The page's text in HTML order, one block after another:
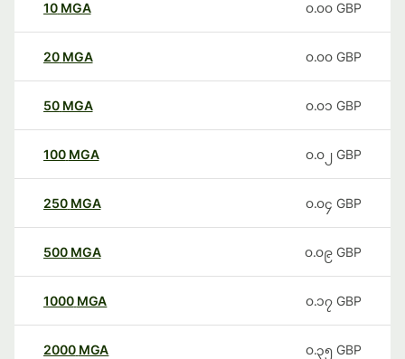
10 MGA ၀.၀၀ GBP
20 MGA ၀.၀၀ GBP
50 MGA ၀.၀၁ GBP
100 MGA ၀.၀၂ GBP
250 MGA ၀.၀၄ GBP
500 MGA ၀.၀၉ GBP
1000 MGA ၀.၁၇ GBP
2000 MGA ၀.၃၅ GBP